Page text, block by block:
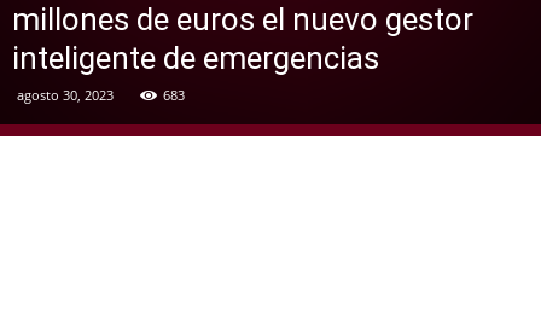
millones de euros el nuevo gestor
inteligente de emergencias
agosto 30, 2023 683